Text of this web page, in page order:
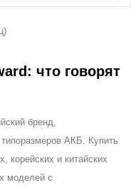
что говорят
бренд,
АКБ. Купить
корейских и китайских
моделей с